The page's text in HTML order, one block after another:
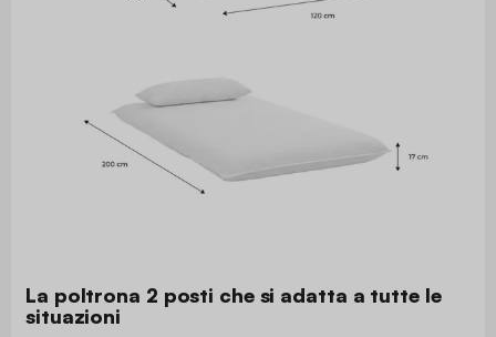
La poltrona 2 posti che si adatta a tutte le
situazioni